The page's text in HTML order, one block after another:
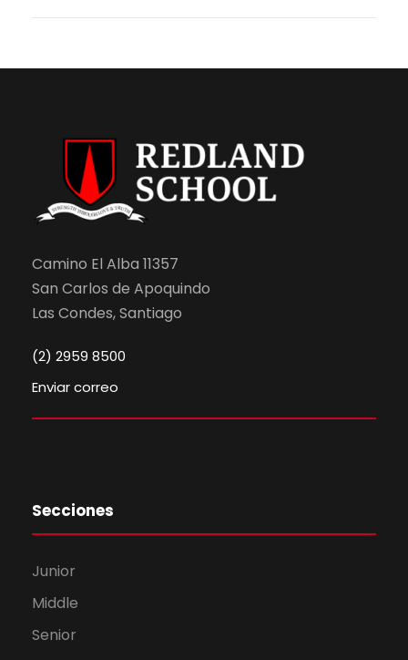
Camino El Alba 11357
San Carlos de Apoquindo
Las Condes, Santiago
(2) 2959 8500
Enviar correo
Secciones
Junior
Middle
Senior